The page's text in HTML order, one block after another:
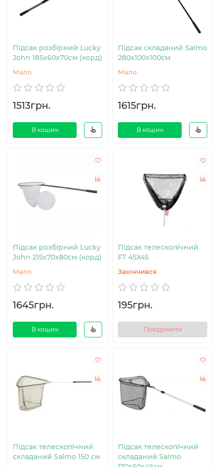
Підсак розбірний Lucky
John 185х60х70см (корд)
Мало
1513грн.
В кошик
Підсак складаний Salmo
280х100х100см
Мало
1615грн.
В кошик
Підсак розбірний Lucky
John 215х70х80см (корд)
Мало
1645грн.
В кошик
Підсак телескопічний
FT 45X45
Закінчився
195грн.
Повідомити
Підсак телескопічний
складаний Salmo 150 см
Підсак телескопічний
складаний Salmo